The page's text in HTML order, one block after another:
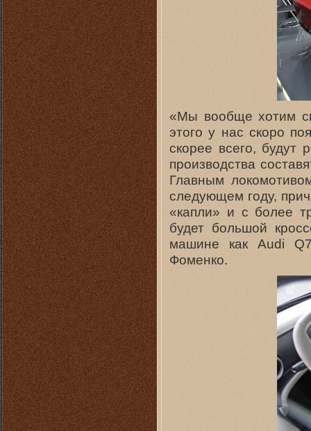
«Мы вообще хотим
этого у нас скоро
скорее всего, будут
производства
Главным
следующем году,
«капли» и с более
будет большой
машине как Audi
Фоменко.